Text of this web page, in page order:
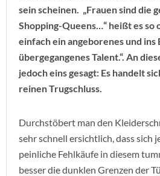
sein scheinen. „Frauen sind die
Shopping-Queens…“ heißt es so
einfach ein angeborenes und ins
übergegangenes Talent.“. An
jedoch eins gesagt: Es handelt
reinen Trugschluss.
Durchstöbert man den
sehr schnell ersichtlich, dass sich
peinliche Fehlkäufe in diesem
besser die dunklen Grenzen der